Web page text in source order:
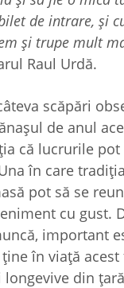
de intrare, și
și trupe mult
Raul Urdă.
scăpări
de anul
că lucrurile
în care
pot să se
cu gust.
important
în viață
din